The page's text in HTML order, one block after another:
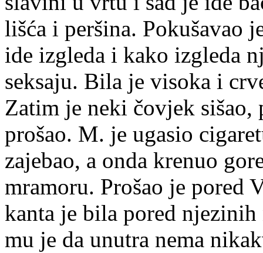
lišća i peršina. Pokušavao
ide izgleda i kako izgleda
seksaju. Bila je visoka i
Zatim je neki čovjek sišao,
prošao. M. je ugasio
zajebao, a onda krenuo
mramoru. Prošao je pored
kanta je bila pored
mu je da unutra nema